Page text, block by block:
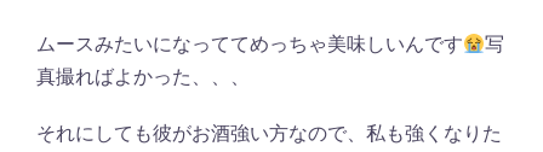
ムースみたいになっててめっちゃ美味しいんです
写
真撮ればよかった、、、
それにしても彼がお酒強い方なので、私も強くなりた